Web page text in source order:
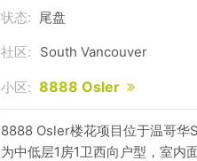
状态: 尾盘
社区: South Vancouver
小区: 8888 Osler
8888 Osler楼花项目位于温哥
为中低层1房1卫西向户型，室内